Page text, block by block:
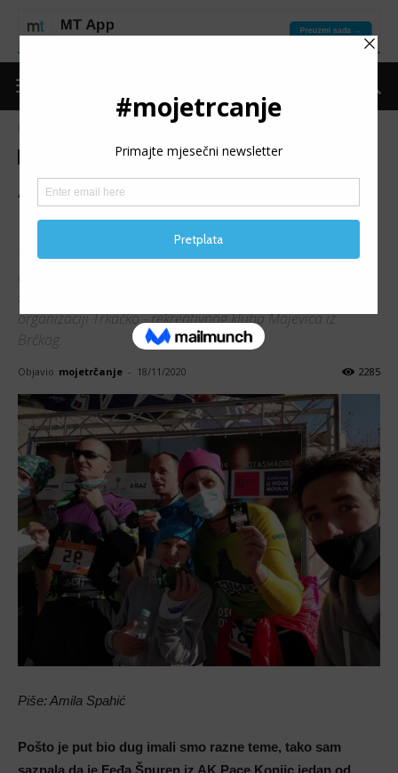
Moje iskustvo
AMILA SPAHIĆ: Trčali smo,
uživali i reciklirali u Sarajevu
Vesela ekipa sastavljena od članova Zenica trči, AK Pace
Konjic i Kilometar života uputila se u ranim jutarnjim
satima 27. 9. prema Brčkom na Majevica trail u
organizaciji Trkačko - rekreativnog kluba Majevica iz
Brčkog.
Objavio mojetrčanje - 18/11/2020 2285
Piše: Amila Spahić
Pošto je put bio dug imali smo razne teme, tako sam
saznala da je Feđa Špuren iz AK Pace Konjic jedan od